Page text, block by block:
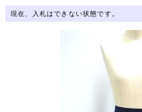
現在、入札はできない状態です。